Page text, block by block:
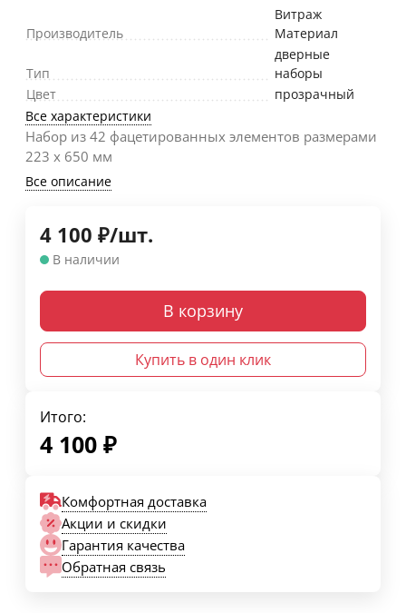
Производитель
Витраж
Материал
Тип
дверные
наборы
Цвет
прозрачный
Все характеристики
Набор из 42 фацетированных элементов размерами
223 х 650 мм
Все описание
4 100 ₽/шт.
В наличии
В корзину
Купить в один клик
Итого:
4 100 ₽
Комфортная доставка
Акции и скидки
Гарантия качества
Обратная связь